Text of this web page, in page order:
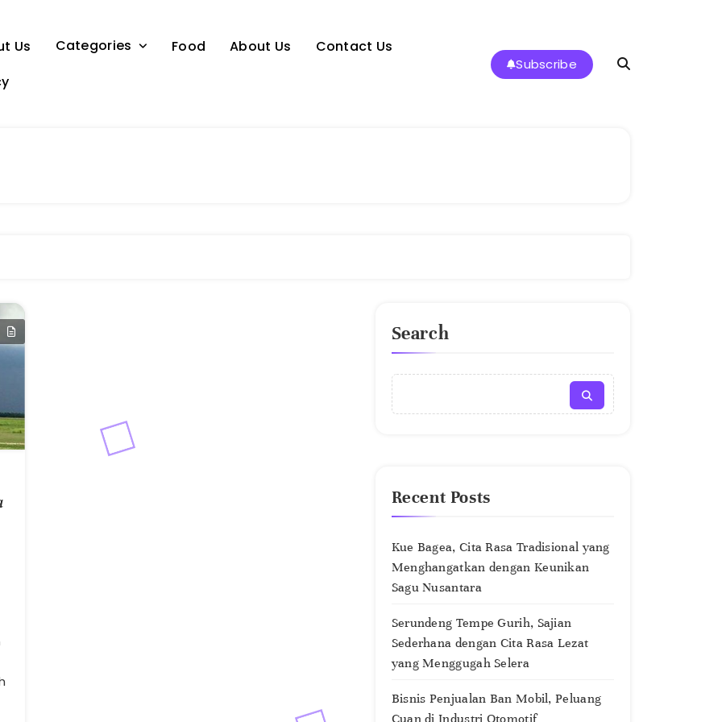
Us Categories Food About Us
Contact Us
Subscribe
Search
Recent Posts
Kue Bagea, Cita Rasa Tradisional yang
Menghangatkan dengan Keunikan
Sagu Nusantara
Serundeng Tempe Gurih, Sajian
Sederhana dengan Cita Rasa Lezat
yang Menggugah Selera
Bisnis Penjualan Ban Mobil, Peluang
Cuan di Industri Otomotif